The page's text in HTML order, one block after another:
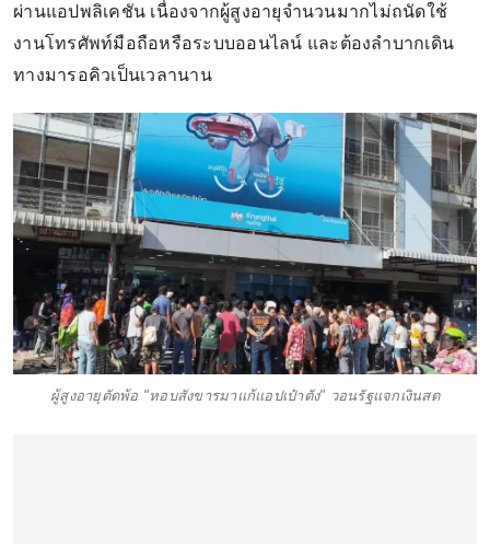
ผ่านแอปพลิเคชัน เนื่องจากผู้สูงอายุจำนวนมากไม่ถนัดใช้
งานโทรศัพท์มือถือหรือระบบออนไลน์ และต้องลำบากเดิน
ทางมารอคิวเป็นเวลานาน
ผู้สูงอายุตัดพ้อ "หอบสังขารมาแก้แอปเป๋าตัง" วอนรัฐแจกเงินสด